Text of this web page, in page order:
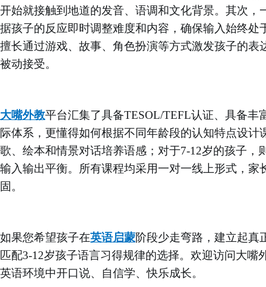
开始就接触到地道的发音、语调和文化背景。其次
据孩子的反应即时调整难度和内容，确保输入始终处
擅长通过游戏、故事、角色扮演等方式激发孩子的
被动接受。
大嘴外教平台汇集了具备TESOL/TEFL认证、具备丰
际体系，更懂得如何根据不同年龄段的认知特点设
歌、绘本和情景对话培养语感；对于7-12岁的孩子
输入输出平衡。所有课程均采用一对一线上形式，
固。
如果您希望孩子在英语启蒙阶段少走弯路，建立起真
匹配3-12岁孩子语言习得规律的选择。欢迎访问大
英语环境中开口说、自信学、快乐成长。